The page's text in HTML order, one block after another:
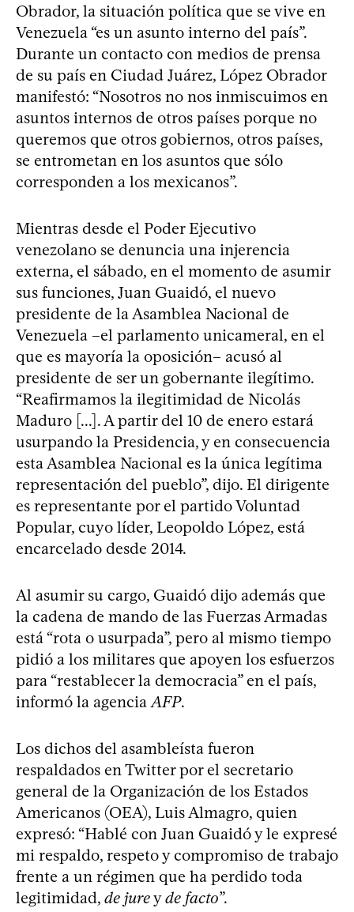
Obrador, la situación política que se vive en
Venezuela “es un asunto interno del país”.
Durante un contacto con medios de prensa
de su país en Ciudad Juárez, López Obrador
manifestó: “Nosotros no nos inmiscuimos en
asuntos internos de otros países porque no
queremos que otros gobiernos, otros países,
se entrometan en los asuntos que sólo
corresponden a los mexicanos”.
Mientras desde el Poder Ejecutivo
venezolano se denuncia una injerencia
externa, el sábado, en el momento de asumir
sus funciones, Juan Guaidó, el nuevo
presidente de la Asamblea Nacional de
Venezuela –el parlamento unicameral, en el
que es mayoría la oposición– acusó al
presidente de ser un gobernante ilegítimo.
“Reafirmamos la ilegitimidad de Nicolás
Maduro [...]. A partir del 10 de enero estará
usurpando la Presidencia, y en consecuencia
esta Asamblea Nacional es la única legítima
representación del pueblo”, dijo. El dirigente
es representante por el partido Voluntad
Popular, cuyo líder, Leopoldo López, está
encarcelado desde 2014.
Al asumir su cargo, Guaidó dijo además que
la cadena de mando de las Fuerzas Armadas
está “rota o usurpada”, pero al mismo tiempo
pidió a los militares que apoyen los esfuerzos
para “restablecer la democracia” en el país,
informó la agencia AFP.
Los dichos del asambleísta fueron
respaldados en Twitter por el secretario
general de la Organización de los Estados
Americanos (OEA), Luis Almagro, quien
expresó: “Hablé con Juan Guaidó y le expresé
mi respaldo, respeto y compromiso de trabajo
frente a un régimen que ha perdido toda
legitimidad, de jureyde facto”.